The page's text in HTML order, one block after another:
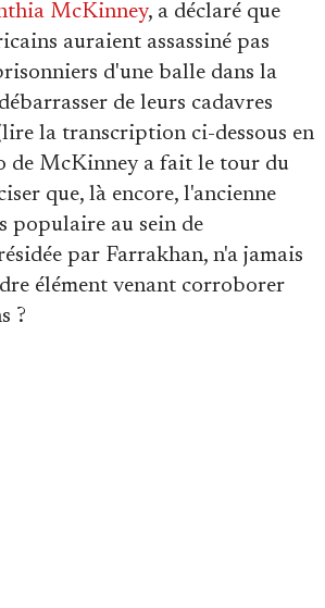
McKinney, a déclaré que
auraient assassiné pas
d'une balle dans la
de leurs cadavres
la transcription ci-dessous en
de McKinney a fait le tour du
que, là encore, l'ancienne
populaire au sein de
par Farrakhan, n'a jamais
élément venant corroborer
?